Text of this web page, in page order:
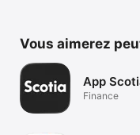
Vous aimerez
App
Finance